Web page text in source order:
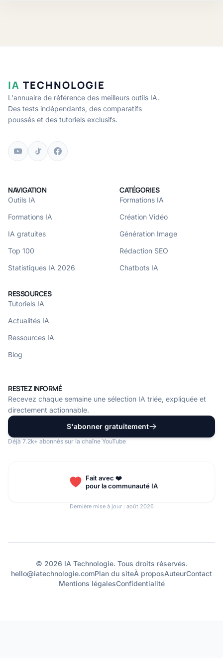
IA TECHNOLOGIE
L'annuaire de référence des meilleurs outils IA.
Des tests indépendants, des comparatifs
poussés et des tutoriels exclusifs.
NAVIGATION
Outils IA
Formations IA
IA gratuites
Top 100
Statistiques IA 2026
CATÉGORIES
Formations IA
Création Vidéo
Génération Image
Rédaction SEO
Chatbots IA
RESSOURCES
Tutoriels IA
Actualités IA
Ressources IA
Blog
RESTEZ INFORMÉ
Recevez chaque semaine une sélection IA triée, expliquée et
directement actionnable.
S'abonner gratuitement
Déjà 7.2k+ abonnés sur la chaîne YouTube
Fait avec ❤️
pour la communauté IA
Dernière mise à jour : août 2026
© 2026 IA Technologie. Tous droits réservés.
hello@iatechnologie.comPlan du siteÀ proposAuteurContact
Mentions légalesConfidentialité